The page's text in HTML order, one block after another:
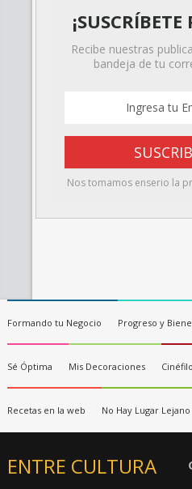
Recibe nuestras
bandeja de tu
Nos tomamos enserio la
Formando tu Negocio Progreso y
Sé Óptima Mis Decoraciones
Recetas en la web No Hay Lugar Lejano
ENTRE CULTURA